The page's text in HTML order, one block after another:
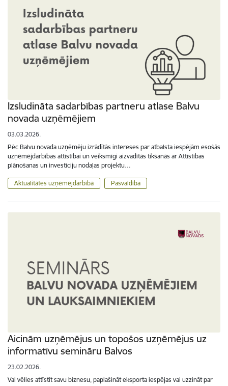
Izsludināta sadarbības partneru atlase Balvu
novada uzņēmējiem
03.03.2026.
Pēc Balvu novada uzņēmēju izrādītās intereses par atbalsta iespējām esošās
uzņēmējdarbības attīstībai un veiksmīgi aizvadītās tikšanās ar Attīstības
plānošanas un investīciju nodaļas projektu…
Aktualitātes uzņēmējdarbībā Pašvaldība
Aicinām uzņēmējus un topošos uzņēmējus uz
informatīvu semināru Balvos
23.02.2026.
Vai vēlies attīstīt savu biznesu, paplašināt eksporta iespējas vai uzzināt par